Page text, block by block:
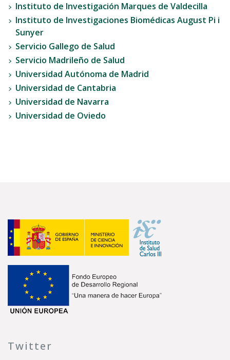
Instituto de Investigación Marques de Valdecilla
Instituto de Investigaciones Biomédicas August Pi i
Sunyer
Servicio Gallego de Salud
Servicio Madrileño de Salud
Universidad Autónoma de Madrid
Universidad de Cantabria
Universidad de Navarra
Universidad de Oviedo
Twitter